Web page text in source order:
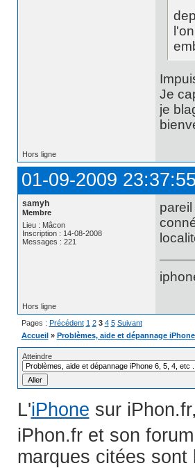
Je
je
Hors ligne
01-09-2009 23:37:55
samyh
Membre
Lieu : Mâcon
Inscription : 14-08-2008
Messages : 221
Hors ligne
Pages : Précédent 1 2 3 4 5 Suivant
Accueil » Problèmes, aide et dépannage iPhone
Atteindre
L'iPhone sur
iPhon.fr et son
marques citées